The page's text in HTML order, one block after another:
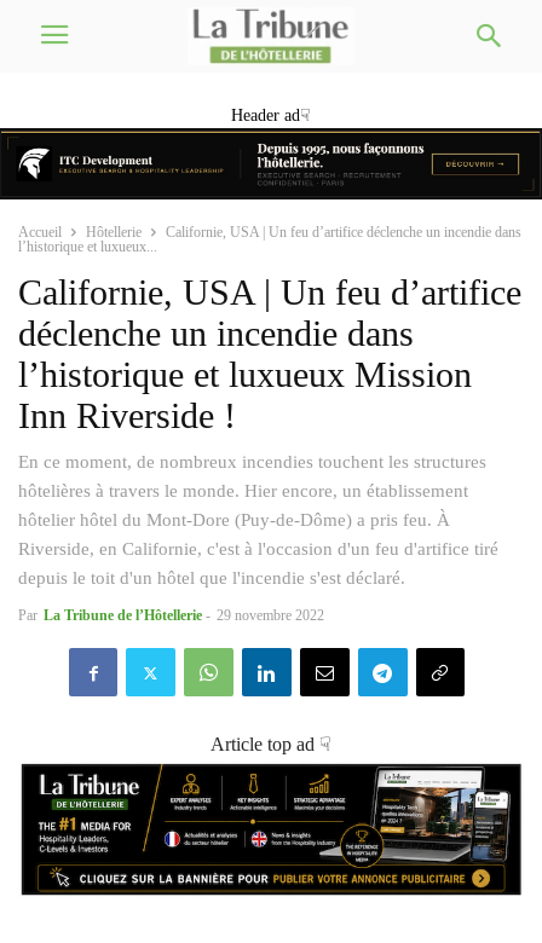
Header ad☟
Accueil Hôtellerie
Californie, USA | Un feu d’artifice déclenche un incendie dans
l’historique et luxueux...
Californie, USA | Un feu d’artifice
déclenche un incendie dans
l’historique et luxueux Mission
Inn Riverside !
En ce moment, de nombreux incendies touchent les structures
hôtelières à travers le monde. Hier encore, un établissement
hôtelier hôtel du Mont-Dore (Puy-de-Dôme) a pris feu. À
Riverside, en Californie, c'est à l'occasion d'un feu d'artifice tiré
depuis le toit d'un hôtel que l'incendie s'est déclaré.
Par La Tribune de l’Hôtellerie - 29 novembre 2022
Article top ad ☟